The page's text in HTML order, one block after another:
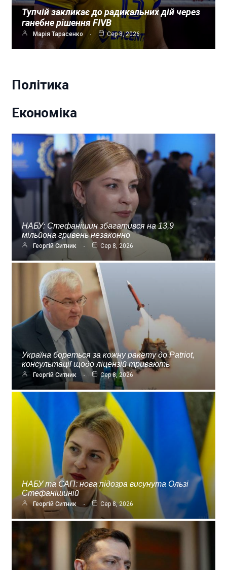
Тупчій закликає до радикальних дій через
ганебне рішення FIVB
Марія Тарасенко Сер 8, 2026
Політика
Економіка
НАБУ: Стефанішин збагатився на 13,9
мільйона гривень незаконно
Георгій Ситник Сер 8, 2026
Україна бореться за кожну ракету до Patriot,
консультації щодо ліцензій тривають
Георгій Ситник Сер 8, 2026
НАБУ та САП: нова підозра висунута Ользі
Стефанішиній
Георгій Ситник Сер 8, 2026